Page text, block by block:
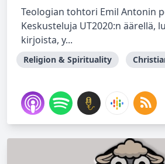
Teologian tohtori Emil Antonin
Keskusteluja UT2020:n äärellä,
kirjoista, y...
Religion & Spirituality